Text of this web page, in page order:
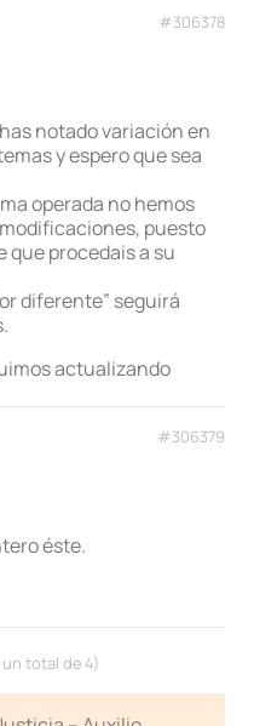
#306378
notado variación en
y espero que sea
operada no hemos
puesto
procedais a su
diferente” seguirá
actualizando
#306379
éste.
un total de 4)